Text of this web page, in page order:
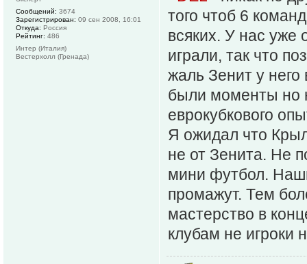
того чтоб 6
всяких. У нас уже
играли, так что
жаль Зенит у него
были моменты но
еврокубкового
Я ожидал что
не от Зенита. Не
мини футбол.
промажут. Тем
мастерство в
клубам не игроки
Сообщений: 3674
Зарегистрирован: 09 сен 2008, 16:01
Откуда: Россия
Рейтинг: 486
Интер (Италия)
Вестерхолл (Гренада)